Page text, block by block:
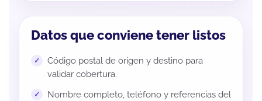
Datos que conviene tener listos
Código postal de origen y destino para
validar cobertura.
Nombre completo, teléfono y referencias del